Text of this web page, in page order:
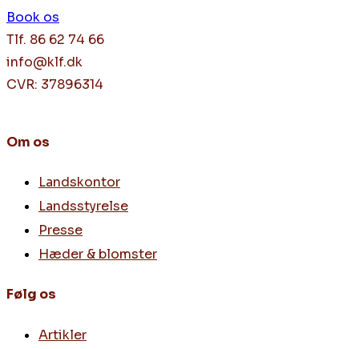
Book os
Tlf. 86 62 74 66
info@klf.dk
CVR: 37896314
Om os
Landskontor
Landsstyrelse
Presse
Hæder & blomster
Følg os
Artikler